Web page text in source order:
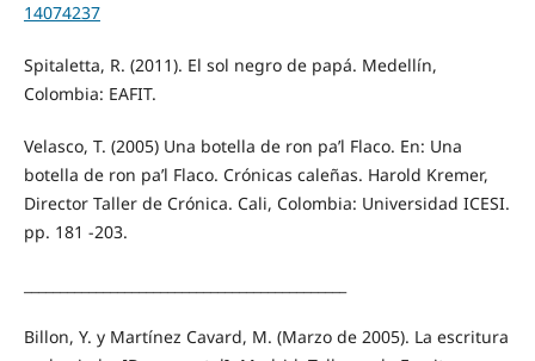
14074237
Spitaletta, R. (2011). El sol negro de papá. Medellín,
Colombia: EAFIT.
Velasco, T. (2005) Una botella de ron pa’l Flaco. En: Una
botella de ron pa’l Flaco. Crónicas caleñas. Harold Kremer,
Director Taller de Crónica. Cali, Colombia: Universidad ICESI.
pp. 181 -203.
Billon, Y. y Martínez Cavard, M. (Marzo de 2005). La escritura